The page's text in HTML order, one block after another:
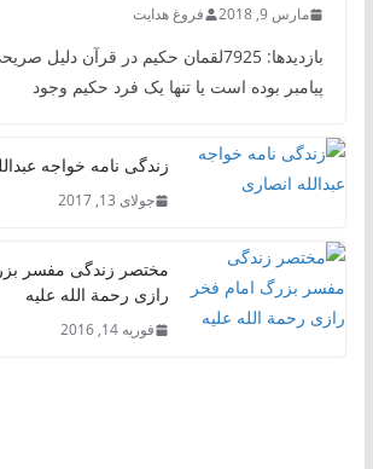
مارس 9, 2018 فروغ هدایت
بازدیدها: 7925لقمان حکیم در قرآن دلیل
پیامبر بوده است یا تنها یک فرد حکیم وجود
زندگی نامه خواجه
جولای 13, 2017
مختصر زندگی مفسر
رازی رحمة الله علیه
فوریه 14, 2016